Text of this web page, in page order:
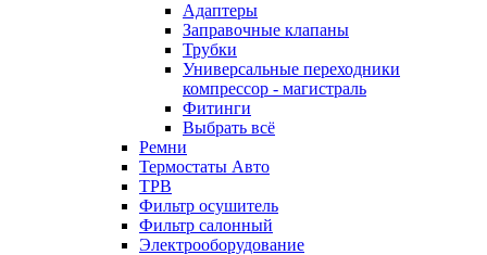
Адаптеры
Заправочные клапаны
Трубки
Универсальные переходники
компрессор - магистраль
Фитинги
Выбрать всё
Ремни
Термостаты Авто
ТРВ
Фильтр осушитель
Фильтр салонный
Электрооборудование